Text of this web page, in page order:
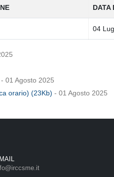
DATA
04
- 01 Agosto 2025
orario) (23Kb) - 01 Agosto 2025